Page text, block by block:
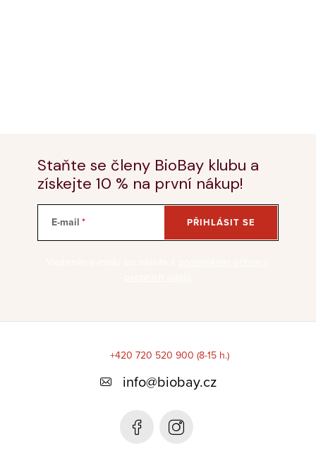
Staňte se členy BioBay klubu a
získejte 10 % na první nákup!
E-mail PŘIHLÁSIT SE
+420 720 520 900 (8-15 h.)
info@biobay.cz